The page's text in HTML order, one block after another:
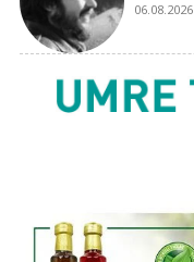
06.08.2026